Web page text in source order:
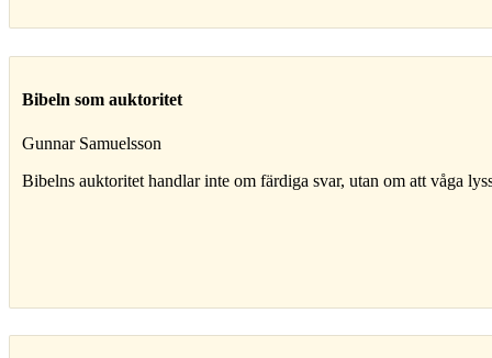
Bibeln som auktoritet
Gunnar Samuelsson
Bibelns auktoritet handlar inte om färdiga svar, utan om att våga